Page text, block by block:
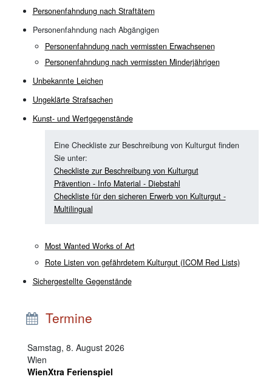
Personenfahndung nach Straftätern
Personenfahndung nach Abgängigen
Personenfahndung nach vermissten Erwachsenen
Personenfahndung nach vermissten Minderjährigen
Unbekannte Leichen
Ungeklärte Strafsachen
Kunst- und Wertgegenstände
Eine Checkliste zur Beschreibung von Kulturgut finden
Sie unter:
Checkliste zur Beschreibung von Kulturgut
Prävention - Info Material - Diebstahl
Checkliste für den sicheren Erwerb von Kulturgut -
Multilingual
Most Wanted Works of Art
Rote Listen von gefährdetem Kulturgut (ICOM Red Lists)
Sichergestellte Gegenstände
Termine
Samstag, 8. August 2026
Wien
WienXtra Ferienspiel